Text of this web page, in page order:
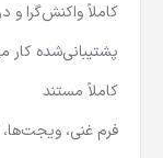
کاملاً واکنش‌گرا و
پشتیبانی‌شده کار
کاملاً مستند
فرم غنی، ویجت‌ها،